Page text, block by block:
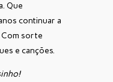
Que
continuar a
sorte
e canções.